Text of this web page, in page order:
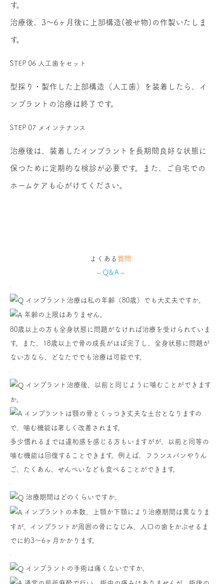
す。
治療後、3〜6ヶ月後に上部構造(被せ物)の作製いたしま
す。
STEP 06 人工歯をセット
型採り・製作した上部構造（人工歯）を装着したら、イ
ンプラントの治療は終了です。
STEP 07 メインテナンス
治療後は、装着したインプラントを長期間良好な状態に
保つために定期的な検診が必要です。また、ご自宅での
ホームケアも心がけてください。
よくある 質問
– Q&A –
インプラント治療は私の年齢（80歳）でも大丈夫ですか。
年齢の上限はありません。
80歳以上の方も全身状態に問題がなければ治療を受けられていま
す。また、18歳以上で骨の成長がほぼ完了し、全身状態に問題が
ない方なら、どなたででも治療は可能です。
インプラント治療後、以前と同じように噛むことができます
か。
インプラントは顎の骨とくっつき丈夫な土台となりますの
で、噛む機能は著しく改善されます。
多少慣れるまでは違和感を感じる方もいますがが、以前と同等の
噛む機能は回復することできます。例えば、フランスパンやりん
ご、たくあん、せんべいなども食べることができます。
治療期間はどのくらいですか。
インプラントの本数、上顎か下顎により治療期間は異なりま
すが、インプラントが周囲の骨になじみ、人口の歯をかぶせるま
でに約3〜6ヶ月かかります。
インプラントの手術は痛くないですか。